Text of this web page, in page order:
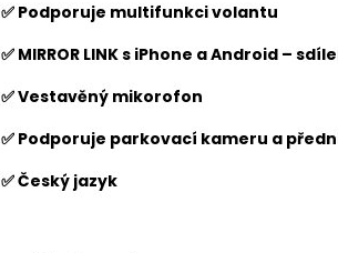
✅ Podporuje multifunkci volantu
✅ MIRROR LINK s iPhone a Android –
✅ Vestavěný mikorofon
✅ Podporuje parkovací kameru a
✅ Český jazyk